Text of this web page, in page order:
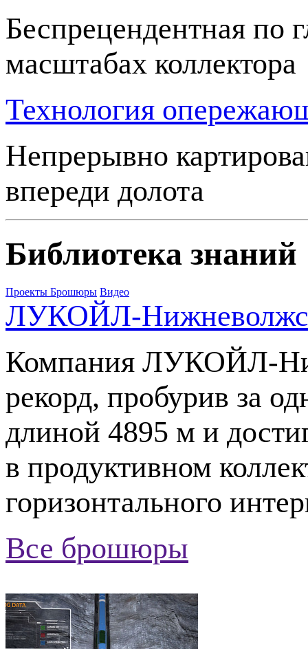
Беспрецендентная по
масштабах коллектора
Технология
Непрерывно
впереди долота
Библиотека знаний
Проекты Брошюры Видео
ЛУКОЙЛ-
Компания ЛУКОЙЛ-
рекорд, пробурив за
длиной 4895 м и
в продуктивном
горизонтального
Все брошюры